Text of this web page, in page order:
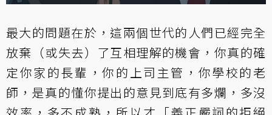
最大的問題在於，這兩個世代的人們已經完全
放棄（或失去）了互相理解的機會，你真的確
定你家的長輩，你的上司主管，你學校的老
師，是真的懂你提出的意見到底有多爛，多沒